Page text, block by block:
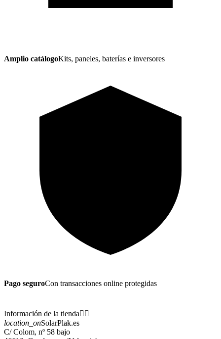
Amplio catálogoKits, paneles, baterías e inversores
Pago seguroCon transacciones online protegidas
Información de la tienda 
location_onSolarPlak.es
C/ Colom, nº 58 bajo